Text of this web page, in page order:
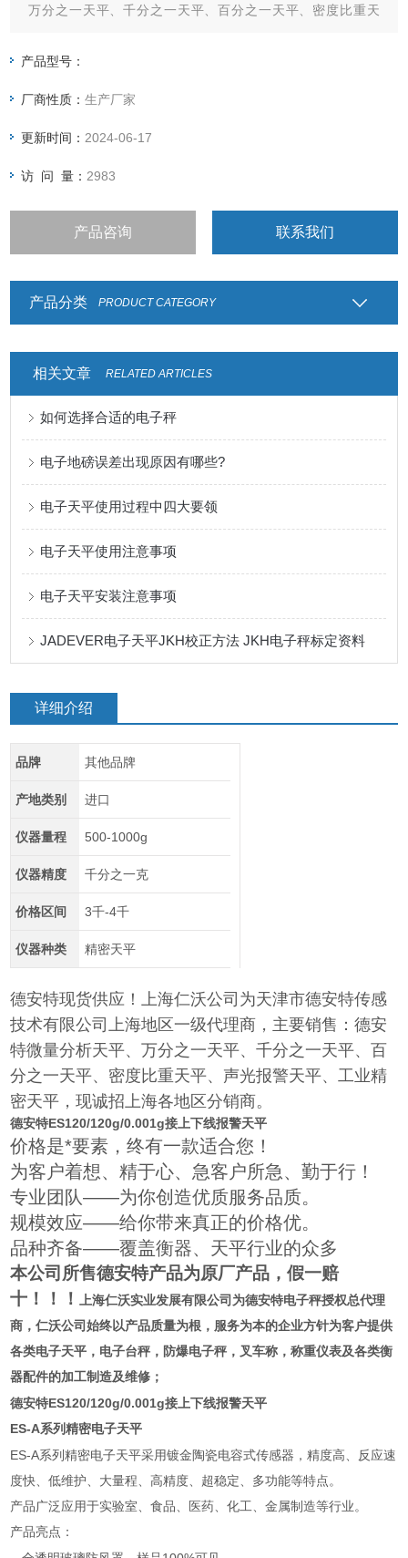
万分之一天平、千分之一天平、百分之一天平、密度比重天
商。
产品型号：
厂商性质：生产厂家
更新时间： 2024-06-17
访 问 量： 2983
产品咨询 联系我们
产品分类 PRODUCT CATEGORY
相关文章 RELATED ARTICLES
如何选择合适的电子秤
电子地磅误差出现原因有哪些?
电子天平使用过程中四大要领
电子天平使用注意事项
电子天平安装注意事项
JADEVER电子天平JKH校正方法 JKH电子秤标定资料
详细介绍
品牌 其他品牌
产地类别 进口
仪器量程 500-1000g
仪器精度 千分之一克
价格区间 3千-4千
仪器种类 精密天平
德安特现货供应！上海仁沃公司为天津市德安特传感
技术有限公司上海地区一级代理商，主要销售：德安
特微量分析天平、万分之一天平、千分之一天平、百
分之一天平、密度比重天平、声光报警天平、工业精
密天平，现诚招上海各地区分销商。
德安特ES120/120g/0.001g接上下线报警天平
价格是*要素，终有一款适合您！
为客户着想、精于心、急客户所急、勤于行！
专业团队——为你创造优质服务品质。
规模效应——给你带来真正的价格优。
品种齐备——覆盖衡器、天平行业的众多
本公司所售德安特产品为原厂产品，假一赔
十！！！ 上海仁沃实业发展有限公司为德安特电子秤授权总代理
商 ，仁沃公司始终以产品质量为根，服务为本的企业方针为客户提供
各类电子天平，电子台秤，防爆电子秤，叉车称，称重仪表及各类衡
器配件的加工制造及维修；
德安特ES120/120g/0.001g接上下线报警天平
ES-A系列精密电子天平
ES-A系列精密电子天平采用镀金陶瓷电容式传感器，精度高、反应速
度快、低维护、大量程、高精度、超稳定、多功能等特点。
产品广泛应用于实验室、食品、医药、化工、金属制造等行业。
产品亮点：